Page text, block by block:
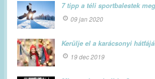
7 tipp a téli sportbalestek
09 jan 2020
Kerülje el a karácsonyi
19 dec 2019